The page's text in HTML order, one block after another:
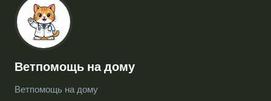
Ветпомощь на дому
Ветпомощь на дому